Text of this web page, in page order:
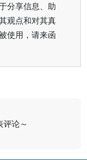
分享信息、助
观点和对其真
使用，请来函
评论～